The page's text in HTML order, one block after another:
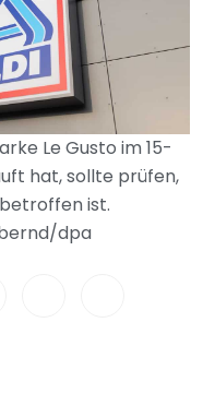
Le Gusto im 15-
hat, sollte prüfen,
ist.
dpa